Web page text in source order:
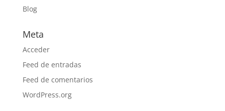
Blog
Meta
Acceder
Feed de entradas
Feed de comentarios
WordPress.org